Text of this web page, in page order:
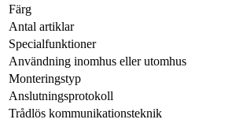
Färg
Antal artiklar
Specialfunktioner
Användning inomhus eller utomhus
Monteringstyp
Anslutningsprotokoll
Trådlös kommunikationsteknik